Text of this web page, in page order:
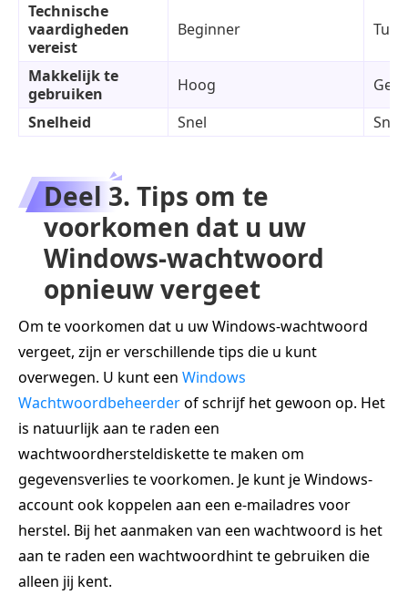
Technische
vaardigheden
vereist
Beginner
Makkelijk te
gebruiken
Hoog
Snelheid
Snel Snel
Deel 3. Tips om te
voorkomen dat u uw
Windows-wachtwoord
opnieuw vergeet
Om te voorkomen dat u uw Windows-wachtwoord
vergeet, zijn er verschillende tips die u kunt
overwegen. U kunt een Windows
Wachtwoordbeheerderof schrijf het gewoon op. Het
is natuurlijk aan te raden een
wachtwoordhersteldiskette te maken om
gegevensverlies te voorkomen. Je kunt je Windows-
account ook koppelen aan een e-mailadres voor
herstel. Bij het aanmaken van een wachtwoord is het
aan te raden een wachtwoordhint te gebruiken die
alleen jij kent.